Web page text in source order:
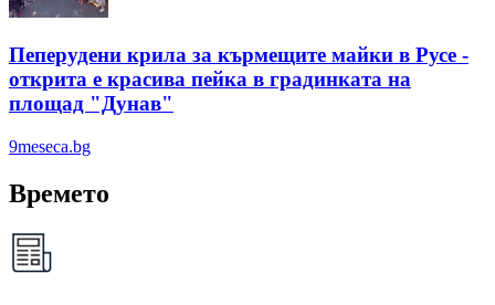
Пеперудени крила за кърмещите майки в Русе -
открита е красива пейка в градинката на
площад "Дунав"
9meseca.bg
Времето